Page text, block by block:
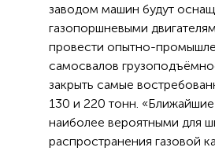
заводом машин будут
газопоршневыми
провести опытно-
самосвалов
закрыть самые
130 и 220 тонн. «Ближайшие
наиболее вероятными для
распространения газовой